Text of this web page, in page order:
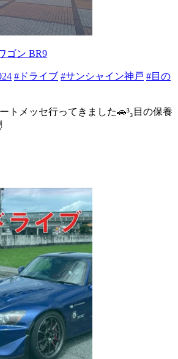
ゴン BR9
#ドライブ #サンシャイン神戸 #目の
トメッセ行ってきました🚗³₃目の保養